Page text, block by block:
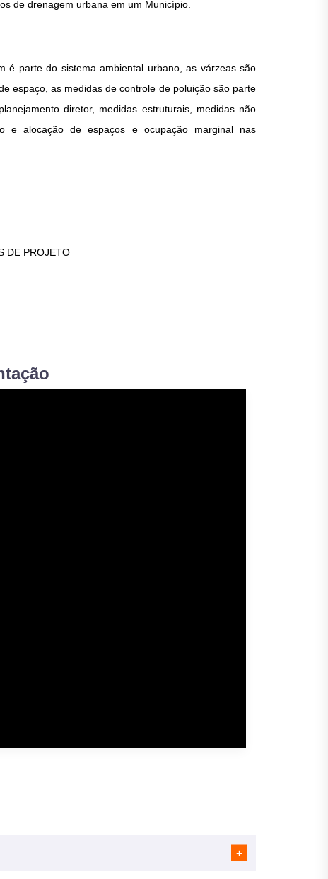
de drenagem urbana em um Município.
é parte do sistema ambiental urbano, as várzeas são
espaço, as medidas de controle de poluição são parte
diretor, medidas estruturais, medidas não
e alocação de espaços e ocupação marginal nas
DE PROJETO